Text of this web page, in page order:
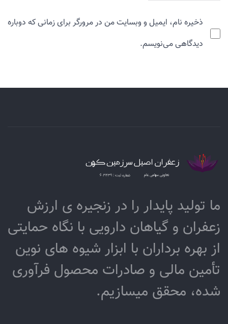
ذخیره نام، ایمیل و وبسایت من در مرورگر برای زمانی که دوباره
دیدگاهی می‌نویسم.
ما تولید پایدار را در زنجیره ­ی­ ارزش
زعفران و گیاهان دارویی با نگاه حمایتی
از بهره برداران با ابزار شیوه­ های نوین
تأمین مالی و صادرات محصول فرآوری
شده، محقق می­سازیم.